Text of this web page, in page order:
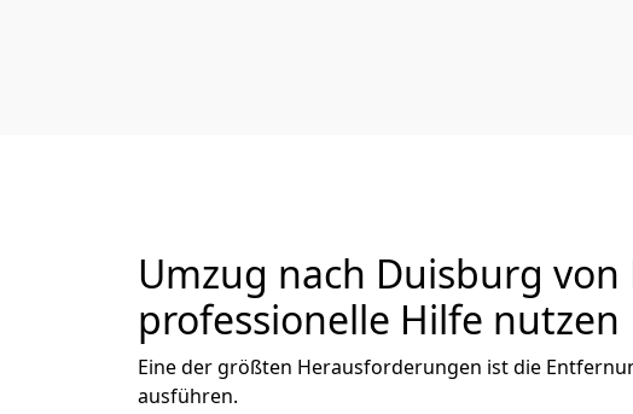
Umzug nach Duisburg
professionelle Hilfe nutzen
Eine der größten Herausforderungen ist die
ausführen.